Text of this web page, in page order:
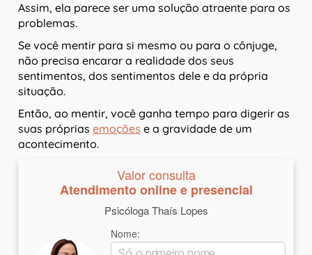
Assim, ela parece ser uma solução atraente para os
problemas.
Se você mentir para si mesmo ou para o cônjuge,
não precisa encarar a realidade dos seus
sentimentos, dos sentimentos dele e da própria
situação.
Então, ao mentir, você ganha tempo para digerir as
suas próprias emoções e a gravidade de um
acontecimento.
Valor consulta
Atendimento online e presencial
Psicóloga Thaís Lopes
Nome: